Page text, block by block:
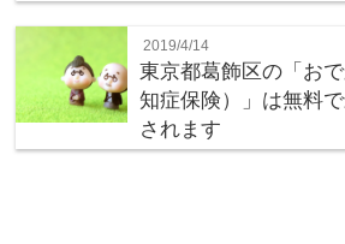
2019/4/14
東京都葛飾区の「お
知症保険）」は無料
されます